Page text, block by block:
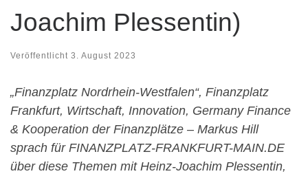
Joachim Plessentin)
Veröffentlicht 3. August 2023
„Finanzplatz Nordrhein-Westfalen“, Finanzplatz
Frankfurt, Wirtschaft, Innovation, Germany Finance
& Kooperation der Finanzplätze – Markus Hill
sprach für FINANZPLATZ-FRANKFURT-MAIN.DE
über diese Themen mit Heinz-Joachim Plessentin,